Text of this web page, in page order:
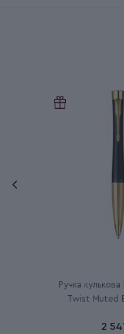
Ручка кулькова
Twist Muted
2